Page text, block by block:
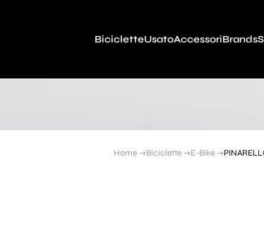
BicicletteUsatoAccessoriBrands
Home →Biciclette →E-Bike →